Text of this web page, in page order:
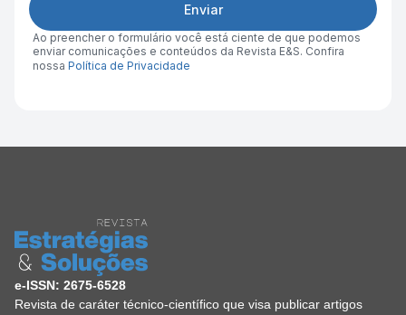
Enviar
Ao preencher o formulário você está ciente de que podemos
enviar comunicações e conteúdos da Revista E&S. Confira
nossa Política de Privacidade
e-ISSN: 2675-6528
Revista de caráter técnico-científico que visa publicar artigos